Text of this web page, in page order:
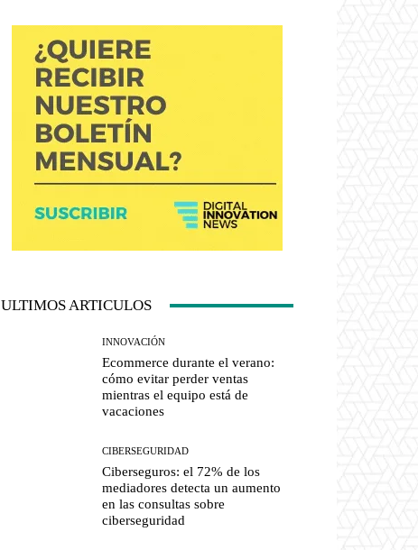
ULTIMOS ARTICULOS
INNOVACIÓN
Ecommerce durante el verano:
cómo evitar perder ventas
mientras el equipo está de
vacaciones
CIBERSEGURIDAD
Ciberseguros: el 72% de los
mediadores detecta un aumento
en las consultas sobre
ciberseguridad